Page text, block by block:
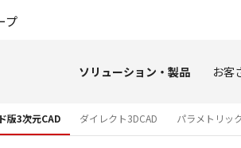
プ
ソリューション・製品 お客
版3次元CAD ダイレクト3DCAD パラメトリッ